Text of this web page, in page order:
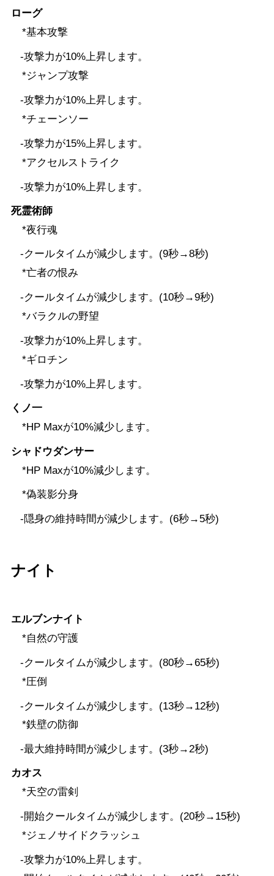
ローグ
*基本攻撃
-攻撃力が10%上昇します。
*ジャンプ攻撃
-攻撃力が10%上昇します。
*チェーンソー
-攻撃力が15%上昇します。
*アクセルストライク
-攻撃力が10%上昇します。
死霊術師
*夜行魂
-クールタイムが減少します。(9秒→8秒)
*亡者の恨み
-クールタイムが減少します。(10秒→9秒)
*バラクルの野望
-攻撃力が10%上昇します。
*ギロチン
-攻撃力が10%上昇します。
くノ一
*HP Maxが10%減少します。
シャドウダンサー
*HP Maxが10%減少します。
*偽装影分身
-隠身の維持時間が減少します。(6秒→5秒)
ナイト
エルブンナイト
*自然の守護
-クールタイムが減少します。(80秒→65秒)
*圧倒
-クールタイムが減少します。(13秒→12秒)
*鉄壁の防御
-最大維持時間が減少します。(3秒→2秒)
カオス
*天空の雷剣
-開始クールタイムが減少します。(20秒→15秒)
*ジェノサイドクラッシュ
-攻撃力が10%上昇します。